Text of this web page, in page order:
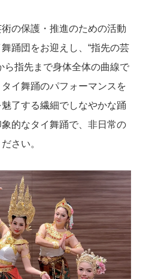
の保護・推進のための活動
踊団をお迎えし、“指先の芸
ら指先まで身体全体の曲線で
イ舞踊のパフォーマンスを
了する繊細でしなやかな踊
的なタイ舞踊で、非日常の
さい。